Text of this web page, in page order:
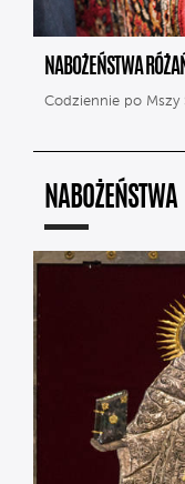
NABOŻEŃSTWA
Codziennie po Mszy
NABOŻEŃSTWA